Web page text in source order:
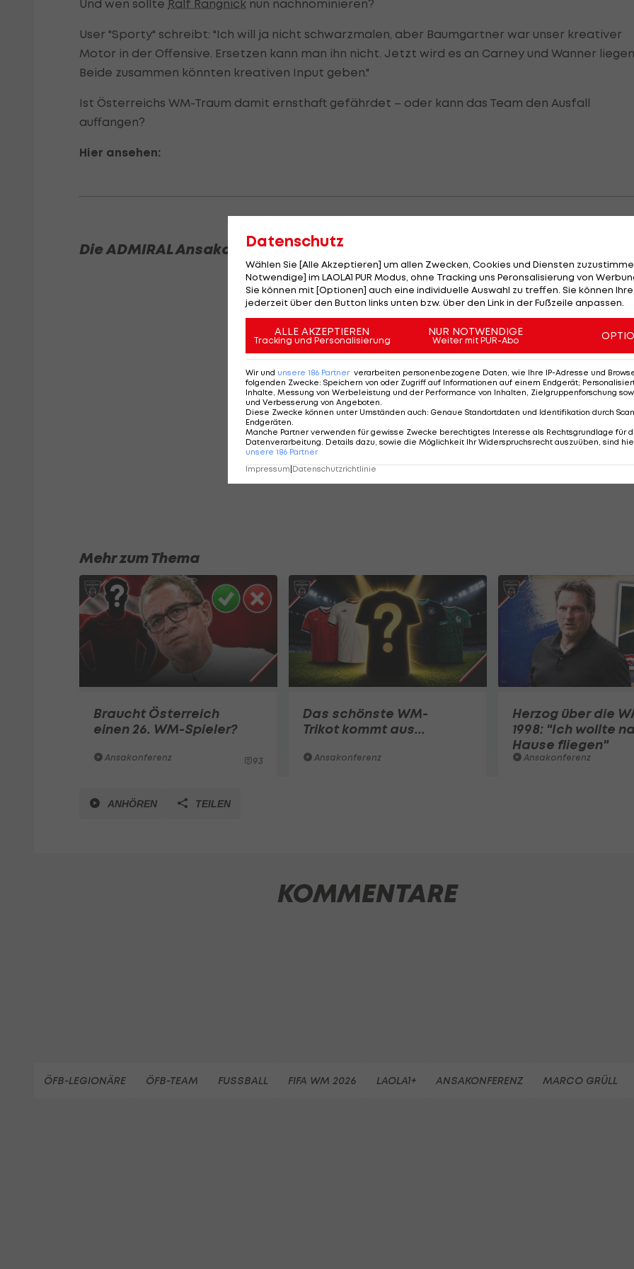
Und wen sollte Ralf Rangnick nun nachnominieren?
User "Sporty" schreibt: "Ich will ja nicht schwarzmalen, aber Baumgartner war unser kreativer
Motor in der Offensive. Ersetzen kann man ihn nicht. Jetzt wird es an Carney und Wanner
Beide zusammen könnten kreativen Input geben."
Ist Österreichs WM-Traum damit ernsthaft gefährdet – oder kann das Team den Ausfall
auffangen?
Hier ansehen:
Die ADMIRAL Ansakonferenz als Podcast anhören:
Mehr zum Thema
Braucht Österreich
einen 26. WM-Spieler?
Ansakonferenz 93
Das schönste WM-
Trikot kommt aus...
Ansakonferenz
Herzog über die
1998: "Ich wollte
Hause fliegen"
Ansakonferenz
ANHÖREN TEILEN
KOMMENTARE
ÖFB-LEGIONÄRE ÖFB-TEAM FUSSBALL FIFA WM 2026 LAOLA1+ ANSAKONFERENZ MARCO GRÜLL
Datenschutz
Wählen Sie [Alle Akzeptieren] um allen Zwecken, Cookies und Diensten
Notwendige] im LAOLA1 PUR Modus, ohne Tracking uns Peronsalisierung von
Sie können mit [Optionen] auch eine individuelle Auswahl zu treffen. Sie können
jederzeit über den Button links unten bzw. über den Link in der Fußzeile anpassen.
ALLE AKZEPTIEREN
Tracking und Personalisierung
NUR NOTWENDIGE
Weiter mit PUR-Abo
Wir und unsere 186 Partner verarbeiten personenbezogene Daten, wie Ihre IP-Adresse und
folgenden Zwecke: Speichern von oder Zugriff auf Informationen auf einem Endgerät;
Inhalte, Messung von Werbeleistung und der Performance von Inhalten, Zielgruppenforschung
und Verbesserung von Angeboten
Diese Zwecke können unter Umständen auch: Genaue Standortdaten und Identifikation durch
Endgeräten
Manche Partner verwenden für gewisse Zwecke berechtigtes Interesse als Rechtsgrundlage für
Datenverarbeitung. Details dazu, sowie die Möglichkeit Ihr Widerspruchsrecht auszuüben, sind
unsere 186 Partner
Impressum|Datenschutzrichtlinie